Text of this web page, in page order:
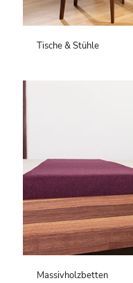
Tische & Stühle
Massivholzbetten